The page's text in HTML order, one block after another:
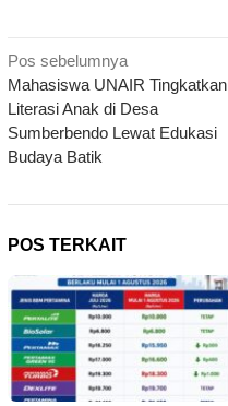
Navigasi
pos
Pos sebelumnya
Mahasiswa UNAIR Tingkatkan
Literasi Anak di Desa
Sumberbendo Lewat Edukasi
Budaya Batik
POS TERKAIT